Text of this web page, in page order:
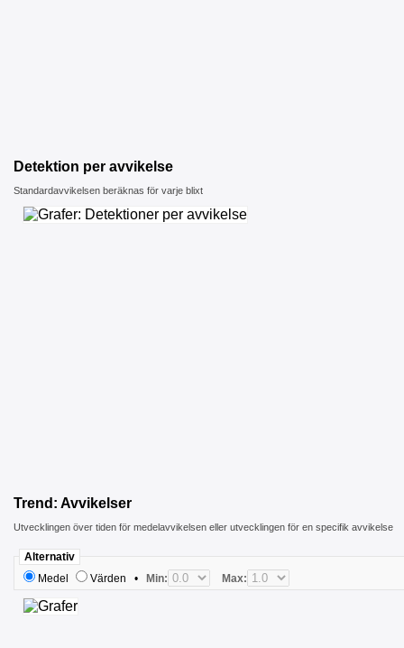
Detektion per avvikelse
Standardavvikelsen beräknas för varje blixt
Trend: Avvikelser
Utvecklingen över tiden för medelavvikelsen eller utvecklingen för en specifik avvikelse
Alternativ
Medel
Värden • Min: Max: